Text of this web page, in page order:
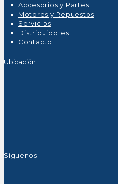
Accesorios y Partes
Motores y Repuestos
Servicios
Distribuidores
Contacto
Ubicación
Síguenos